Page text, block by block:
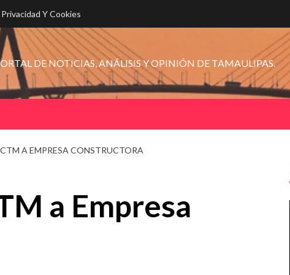
Y Cookies
DE NOTICIAS, ANÁLISIS Y OPINIÓN DE TAMAULIPAS.
A EMPRESA CONSTRUCTORA
a Empresa